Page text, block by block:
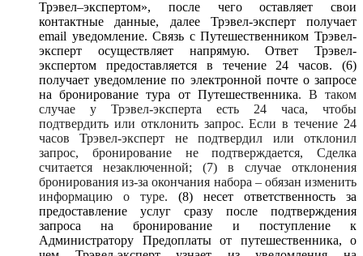
Трэвел–экспертом», после чего оставляет свои
контактные данные, далее Трэвел-эксперт получает
email уведомление. Связь с Путешественником Трэвел-
эксперт осуществляет напрямую. Ответ Трэвел-
экспертом предоставляется в течение 24 часов. (6)
получает уведомление по электронной почте о запросе
на бронирование тура от Путешественника. В таком
случае у Трэвел-эксперта есть 24 часа, чтобы
подтвердить или отклонить запрос. Если в течение 24
часов Трэвел-эксперт не подтвердил или отклонил
запрос, бронирование не подтверждается, Сделка
считается незаключенной; (7) в случае отклонения
бронирования из-за окончания набора – обязан изменить
информацию о туре. (8) несет ответственность за
предоставление услуг сразу после подтверждения
запроса на бронирование и поступление к
Администратору Предоплаты от путешественника, о